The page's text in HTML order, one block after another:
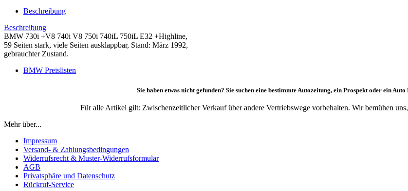
Beschreibung
Beschreibung
BMW 730i +V8 740i V8 750i 740iL 750iL E32 +Highline,
59 Seiten stark, viele Seiten ausklappbar, Stand: März 1992,
gebrauchter Zustand.
BMW Preislisten
Sie haben etwas nicht gefunden? Sie suchen eine bestimmte Autozeitung, ein Prospekt oder ein Auto
Für alle Artikel gilt: Zwischenzeitlicher Verkauf über andere Vertriebswege vorbehalten. Wir bemühen
Mehr über...
Impressum
Versand- & Zahlungsbedingungen
Widerrufsrecht & Muster-Widerrufsformular
AGB
Privatsphäre und Datenschutz
Rückruf-Service